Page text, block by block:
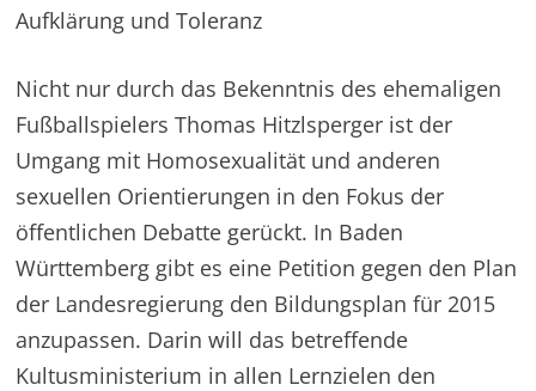
Aufklärung und Toleranz
Nicht nur durch das Bekenntnis des ehemaligen
Fußballspielers Thomas Hitzlsperger ist der
Umgang mit Homosexualität und anderen
sexuellen Orientierungen in den Fokus der
öffentlichen Debatte gerückt. In Baden
Württemberg gibt es eine Petition gegen den Plan
der Landesregierung den Bildungsplan für 2015
anzupassen. Darin will das betreffende
Kultusministerium in allen Lernzielen den